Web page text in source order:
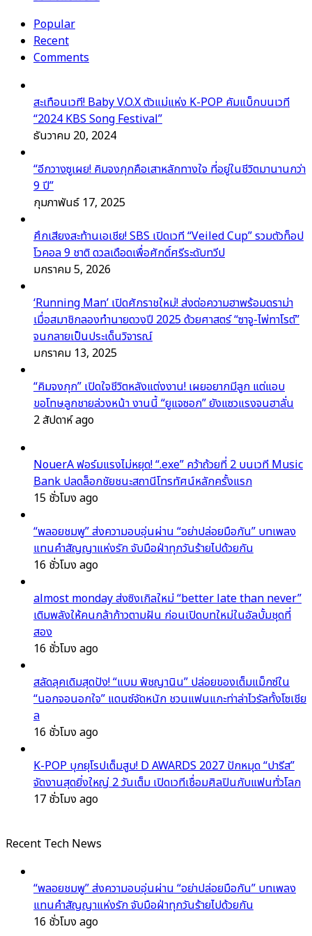
Popular
Recent
Comments
สะเทือนเวที! Baby V.O.X ตัวแม่แห่ง K-POP คัมแบ็กบนเวที
“2024 KBS Song Festival”
ธันวาคม 20, 2024
“อีกวางซูเผย! คิมจงกุกคือเสาหลักทางใจ ที่อยู่ในชีวิตมานานกว่า
9 ปี”
กุมภาพันธ์ 17, 2025
ศึกเสียงสะท้านเอเชีย! SBS เปิดเวที “Veiled Cup” รวมตัวท็อป
โวคอล 9 ชาติ ดวลเดือดเพื่อศักดิ์ศรีระดับทวีป
มกราคม 5, 2026
‘Running Man’ เปิดศักราชใหม่! ส่งต่อความฮาพร้อมดราม่า
เมื่อสมาชิกลองทำนายดวงปี 2025 ด้วยศาสตร์ “ซาจู-ไพ่ทาโรต์”
จนกลายเป็นประเด็นวิจารณ์
มกราคม 13, 2025
“คิมจงกุก” เปิดใจชีวิตหลังแต่งงาน! เผยอยากมีลูก แต่แอบ
ขอโทษลูกชายล่วงหน้า งานนี้ “ยูแจซอก” ยังแซวแรงจนฮาลั่น
2 สัปดาห์ ago
NouerA ฟอร์มแรงไม่หยุด! “.exe” คว้าถ้วยที่ 2 บนเวที Music
Bank ปลดล็อกชัยชนะสถานีโทรทัศน์หลักครั้งแรก
15 ชั่วโมง ago
“พลอยชมพู” ส่งความอบอุ่นผ่าน “อย่าปล่อยมือกัน” บทเพลง
แทนคำสัญญาแห่งรัก จับมือฝ่าทุกวันร้ายไปด้วยกัน
16 ชั่วโมง ago
almost monday ส่งซิงเกิลใหม่ “better late than never”
เติมพลังให้คนกล้าก้าวตามฝัน ก่อนเปิดบทใหม่ในอัลบั้มชุดที่
สอง
16 ชั่วโมง ago
สลัดลุคเดิมสุดปัง! “แบม พิชญานิน” ปล่อยของเต็มแม็กซ์ใน
“นอกจอนอกใจ” แดนซ์จัดหนัก ชวนแฟนแกะท่าล่าไวรัลทั้งโซเชีย
ล
16 ชั่วโมง ago
K-POP บุกยุโรปเต็มสูบ! D AWARDS 2027 ปักหมุด “ปารีส”
จัดงานสุดยิ่งใหญ่ 2 วันเต็ม เปิดเวทีเชื่อมศิลปินกับแฟนทั่วโลก
17 ชั่วโมง ago
Recent Tech News
“พลอยชมพู” ส่งความอบอุ่นผ่าน “อย่าปล่อยมือกัน” บทเพลง
แทนคำสัญญาแห่งรัก จับมือฝ่าทุกวันร้ายไปด้วยกัน
16 ชั่วโมง ago